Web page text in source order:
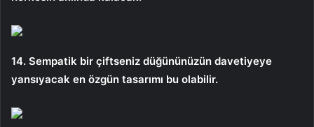
14. Sempatik bir çiftseniz düğününüzün davetiyeye
yansıyacak en özgün tasarımı bu olabilir.